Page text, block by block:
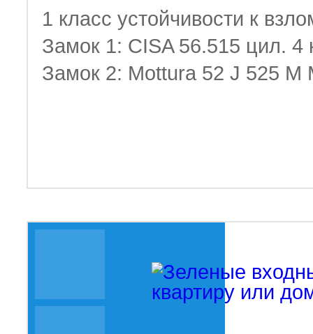
1 класс устойчивости к
Замок 1: CISA 56.515 цил. 4
Замок 2: Mottura 52 J 525 М